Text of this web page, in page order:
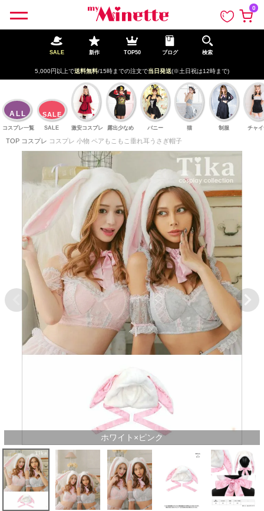
0
SALE 新作 TOP50 ブログ 検索
5,000円以上で送料無料/15時までの注文で当日発送(※土日祝は12時まで)
ALL
コスプレ一覧
SALE
SALE 激安コスプレ 露出少なめ バニー 猫 制服 チャ
TOP コスプレ コスプレ 小物 ペアもこもこ垂れ耳うさぎ帽子
ホワイト×ピンク
ペー
ジト
ップ